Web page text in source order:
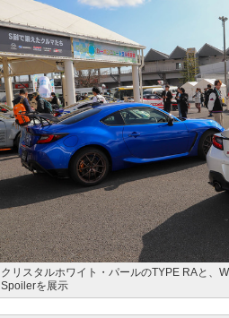
クリスタルホワイト・パールのTYPE RAと、
Spoilerを展示